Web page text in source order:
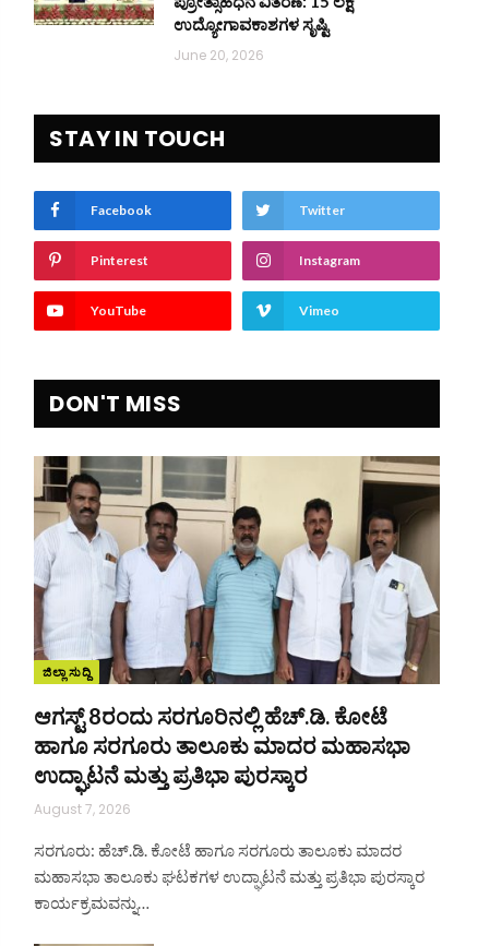
ಉದ್ಯೋಗಾವಕಾಶಗಳ ಸೃಷ್ಟಿ
June 20, 2026
STAY IN TOUCH
Facebook Twitter
Pinterest Instagram
YouTube Vimeo
DON'T MISS
ಜಿಲ್ಲಾ ಸುದ್ದಿ
ಆಗಸ್ಟ್ 8ರಂದು ಸರಗೂರಿನಲ್ಲಿ ಹೆಚ್.ಡಿ. ಕೋಟೆ
ಹಾಗೂ ಸರಗೂರು ತಾಲೂಕು ಮಾದರ ಮಹಾಸಭಾ
ಉದ್ಘಾಟನೆ ಮತ್ತು ಪ್ರತಿಭಾ ಪುರಸ್ಕಾರ
August 7, 2026
ಸರಗೂರು: ಹೆಚ್.ಡಿ. ಕೋಟೆ ಹಾಗೂ ಸರಗೂರು ತಾಲೂಕು ಮಾದರ
ಮಹಾಸಭಾ ತಾಲೂಕು ಘಟಕಗಳ ಉದ್ಘಾಟನೆ ಮತ್ತು ಪ್ರತಿಭಾ ಪುರಸ್ಕಾರ
ಕಾರ್ಯಕ್ರಮವನ್ನು…